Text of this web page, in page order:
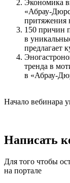
Экономика
«Абрау-
притяжения
150 причин
в
предлагает
тренда в
в «Абрау-
Начало вебинара
Написать
Для того чтобы
на портале